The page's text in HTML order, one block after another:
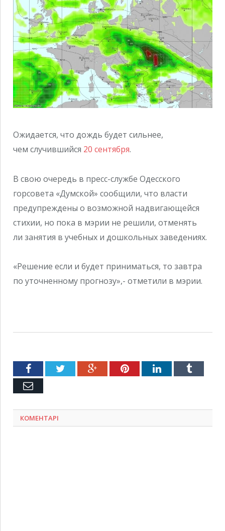
Ожидается, что дождь будет сильнее,
чем случившийся 20 сентября.
В свою очередь в пресс-службе Одесского
горсовета «Думской» сообщили, что власти
предупреждены о возможной надвигающейся
стихии, но пока в мэрии не решили, отменять
ли занятия в учебных и дошкольных заведениях.
«Решение если и будет приниматься, то завтра
по уточненному прогнозу»,- отметили в мэрии.
FacebookTwitter Google+PinterestLinkedInTumblr
Емейл
КОМЕНТАРІ